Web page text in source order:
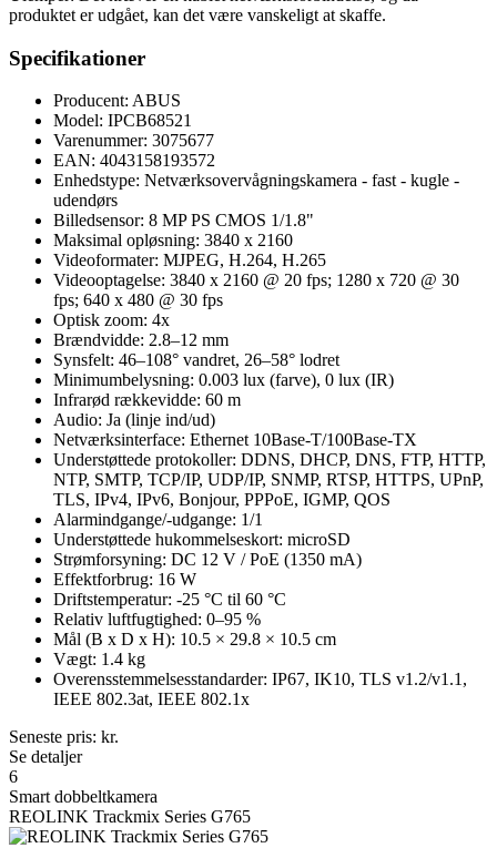
produktet er udgået, kan det være vanskeligt at skaffe.
Specifikationer
Producent: ABUS
Model: IPCB68521
Varenummer: 3075677
EAN: 4043158193572
Enhedstype: Netværksovervågningskamera - fast - kugle -
udendørs
Billedsensor: 8 MP PS CMOS 1/1.8"
Maksimal opløsning: 3840 x 2160
Videoformater: MJPEG, H.264, H.265
Videooptagelse: 3840 x 2160 @ 20 fps; 1280 x 720 @ 30
fps; 640 x 480 @ 30 fps
Optisk zoom: 4x
Brændvidde: 2.8–12 mm
Synsfelt: 46–108° vandret, 26–58° lodret
Minimumbelysning: 0.003 lux (farve), 0 lux (IR)
Infrarød rækkevidde: 60 m
Audio: Ja (linje ind/ud)
Netværksinterface: Ethernet 10Base-T/100Base-TX
Understøttede protokoller: DDNS, DHCP, DNS, FTP, HTTP,
NTP, SMTP, TCP/IP, UDP/IP, SNMP, RTSP, HTTPS, UPnP,
TLS, IPv4, IPv6, Bonjour, PPPoE, IGMP, QOS
Alarmindgange/-udgange: 1/1
Understøttede hukommelseskort: microSD
Strømforsyning: DC 12 V / PoE (1350 mA)
Effektforbrug: 16 W
Driftstemperatur: -25 °C til 60 °C
Relativ luftfugtighed: 0–95 %
Mål (B x D x H): 10.5 × 29.8 × 10.5 cm
Vægt: 1.4 kg
Overensstemmelsesstandarder: IP67, IK10, TLS v1.2/v1.1,
IEEE 802.3at, IEEE 802.1x
Seneste pris: kr.
Se detaljer
6
Smart dobbeltkamera
REOLINK Trackmix Series G765